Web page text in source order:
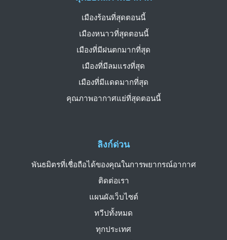
ลิงก์ด่วน
พันธมิตรที่เชื่อถือได้ของคุณในการพยากรณ์อากาศ
ติดต่อเรา
แผนผังเว็บไซต์
ทวีปทั้งหมด
ทุกประเทศ
เมืองร้อนที่สุดตอนนี้
เมืองหนาวที่สุดตอนนี้
เมืองที่มีฝนตกมากที่สุด
เมืองที่มีลมแรงที่สุด
เมืองที่มีแดดมากที่สุด
คุณภาพอากาศแย่ที่สุดตอนนี้